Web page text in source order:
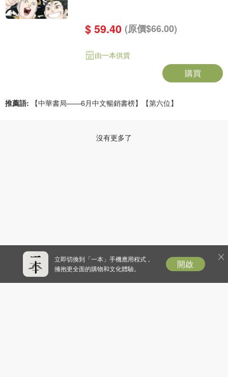
$ 59.40 (原價$66.00)
由一本供貨
購買
推薦語: 【中華書局——6月中文暢銷書榜】【第六位】
沒有更多了
立即切換到「一本」手機應用程式，
擁抱更全面的購物和文化體驗。
開啟